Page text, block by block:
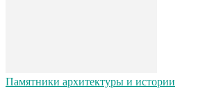
Памятники архитектуры и истории